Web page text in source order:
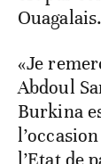
Ouagalais.
«Je
Abdoul
Burkina